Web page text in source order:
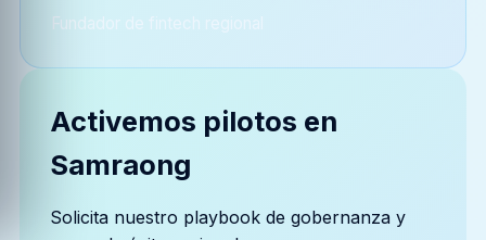
Fundador de fintech regional
Activemos pilotos en
Samraong
Solicita nuestro playbook de gobernanza y